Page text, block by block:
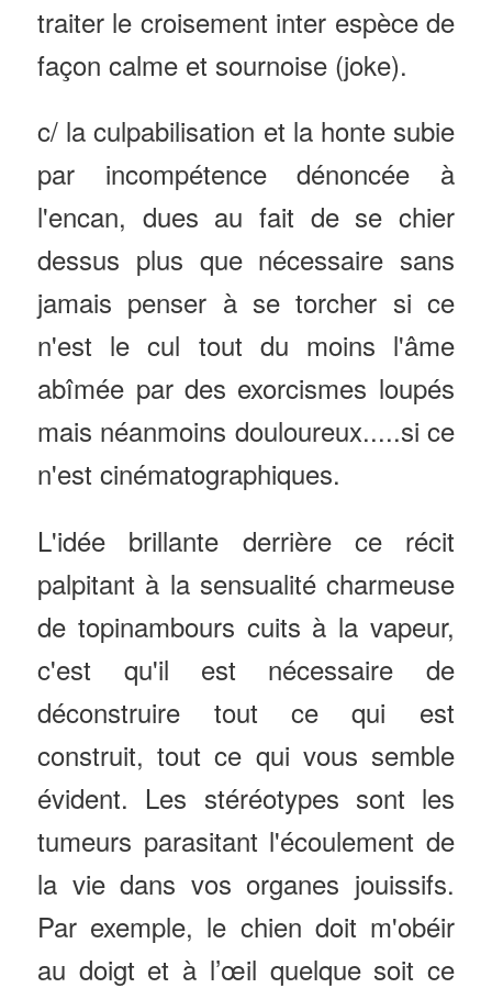
traiter le croisement inter espèce de
façon calme et sournoise (joke).
c/ la culpabilisation et la honte subie
par incompétence dénoncée à
l'encan, dues au fait de se chier
dessus plus que nécessaire sans
jamais penser à se torcher si ce
n'est le cul tout du moins l'âme
abîmée par des exorcismes loupés
mais néanmoins douloureux.....si ce
n'est cinématographiques.
L'idée brillante derrière ce récit
palpitant à la sensualité charmeuse
de topinambours cuits à la vapeur,
c'est qu'il est nécessaire de
déconstruire tout ce qui est
construit, tout ce qui vous semble
évident. Les stéréotypes sont les
tumeurs parasitant l'écoulement de
la vie dans vos organes jouissifs.
Par exemple, le chien doit m'obéir
au doigt et à l’œil quelque soit ce